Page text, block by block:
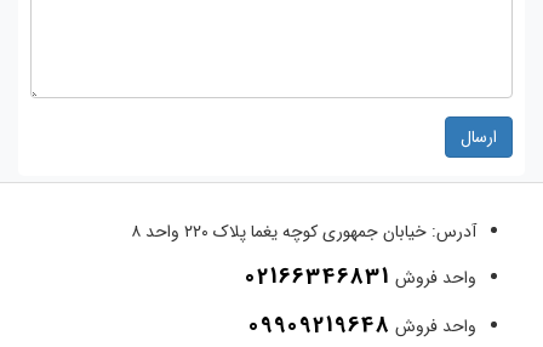
ارسال
آدرس: خیابان جمهوری کوچه یغما پلاک ۲۲۰ واحد ۸
واحد فروش 02166346831
واحد فروش 09909219648